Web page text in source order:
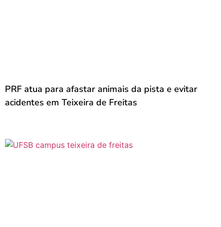
PRF atua para afastar animais da pista e evitar
acidentes em Teixeira de Freitas